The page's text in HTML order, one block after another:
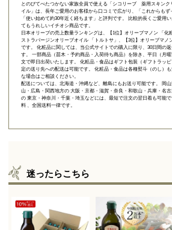
とのびてべたつかない家族全員で使える「 シコリーブ 薬用スキンク
イル」は、長年ご愛用のお客様から口コミで広がり、「これからもず
「使い始めて約30年近く経ちます」と評判です。 比較的長くご愛用
てもうれしいイチオシ商品です。
日本オリーブの売上数量ランキングは、【1位】オリーブマノン 「 化
ストラバージンオリーブオイル 「トルトサ」
、【3位】 オリーブマノ
です。 化粧品に関しては、当公式サイトでの購入に限り、 30日間の返
す。 一部商品（苗木・予約商品・入荷待ち商品）を除き、平日（月
文で即日出荷いたします。 化粧品・食品はギフト包装（ギフトラッ
定の送り先への配送は可能です。 化粧品・食品は各種熨斗（のし）
な場合はご相談ください。
配送については、北海道・沖縄など、離島にもお送り可能です。 岡
山・広島・関西地方の 大阪・京都・滋賀・奈良・和歌山・兵庫・名
の 東京・神奈川・千葉・埼玉などには、最短で注文の翌日着も可能
料 、全国送料一律です。
迷ったらこちら